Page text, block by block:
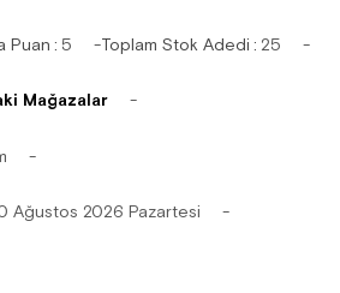
Puan : 5 Toplam Stok Adedi : 25
Mağazalar
Ağustos 2026 Pazartesi